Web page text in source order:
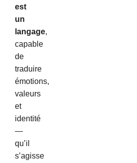
est
un
langage,
capable
de
traduire
émotions,
valeurs
et
identité
—
qu’il
s’agisse